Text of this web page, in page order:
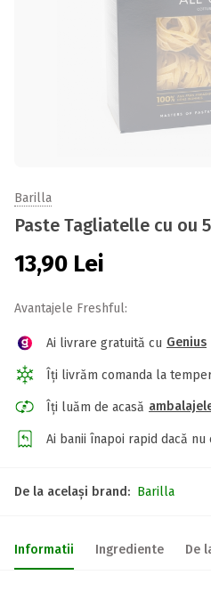
Barilla
Paste Tagliatelle cu ou
13,90 Lei
Avantajele Freshful:
Ai livrare gratuită cu Genius
Îți livrăm comanda la
Îți luăm de acasă
Ai banii înapoi rapid dacă
De la același brand: Barilla
Informatii Ingrediente De